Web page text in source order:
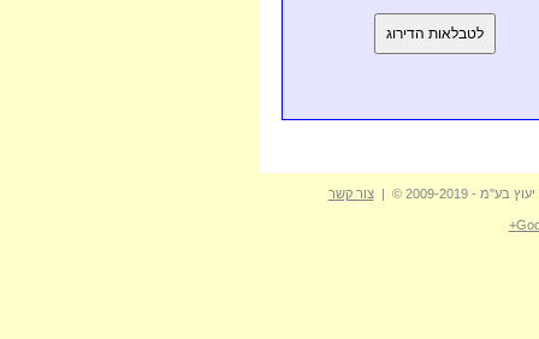
לטבלאות הדירוג
- 2009-2019 © | צור קשר